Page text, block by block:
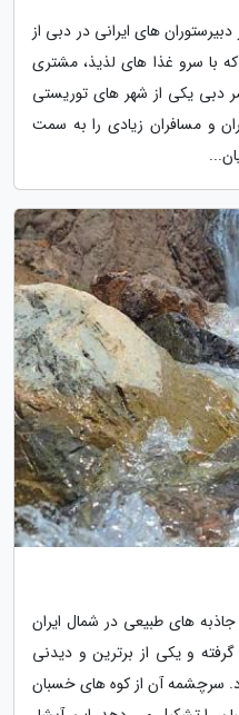
های ایرانی در دبی از
با سرو غذا های لذیذ، مشتری
دبی یکی از شهر های توریستی
و مسافران زیادی را به سمت
های طبیعی در شمال ایران
گرفته و یکی از برترین و دیدنی
سرچشمه آن از کوه های خسبان